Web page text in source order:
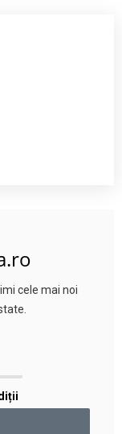
cele mai noi